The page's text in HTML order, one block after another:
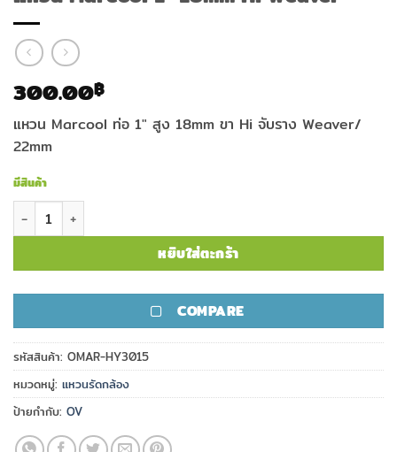
300.00฿
แหวน Marcool ท่อ 1″ สูง 18mm ขา Hi จับราง Weaver/
22mm
มีสินค้า
จำนวน แหวน Marcool 1" 18mm Hi Weaver ชิ้น
หยิบใส่ตะกร้า
COMPARE
รหัสสินค้า: OMAR-HY3015
หมวดหมู่: แหวนรัดกล้อง
ป้ายกำกับ: OV